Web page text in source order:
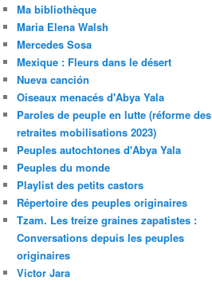
Ma bibliothèque
Maria Elena Walsh
Mercedes Sosa
Mexique : Fleurs dans le désert
Nueva canción
Oiseaux menacés d'Abya Yala
Paroles de peuple en lutte (réforme des
retraites mobilisations 2023)
Peuples autochtones d'Abya Yala
Peuples du monde
Playlist des petits castors
Répertoire des peuples originaires
Tzam. Les treize graines zapatistes :
Conversations depuis les peuples
originaires
Victor Jara